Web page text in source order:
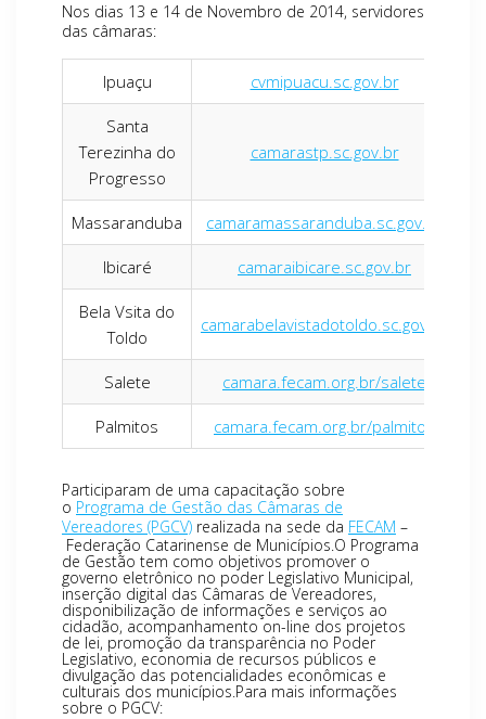
Nos dias 13 e 14 de Novembro de 2014, servidores
das câmaras:
Ipuaçu cvmipuacu.sc.gov.br
Santa
Terezinha do
Progresso
camarastp.sc.gov.br
Massaranduba camaramassaranduba.sc.gov.br
Ibicaré camaraibicare.sc.gov.br
Bela Vsita do
Toldo
camarabelavistadotoldo.sc.gov.br
Salete camara.fecam.org.br/salete
Palmitos camara.fecam.org.br/palmitos
Participaram de uma capacitação sobre
o Programa de Gestão das Câmaras de
Vereadores (PGCV) realizada na sede da FECAM –
Federação Catarinense de Municípios.O Programa
de Gestão tem como objetivos promover o
governo eletrônico no poder Legislativo Municipal,
inserção digital das Câmaras de Vereadores,
disponibilização de informações e serviços ao
cidadão, acompanhamento on-line dos projetos
de lei, promoção da transparência no Poder
Legislativo, economia de recursos públicos e
divulgação das potencialidades econômicas e
culturais dos municípios.Para mais informações
sobre o PGCV: